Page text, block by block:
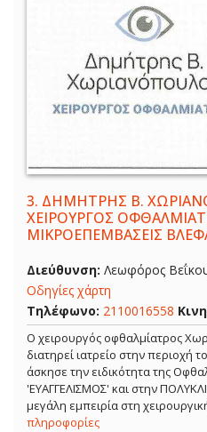
3. ΔΗΜΗΤΡΗΣ Β.
ΧΕΙΡΟΥΡΓΟΣ
ΜΙΚΡΟΕΠΕΜΒΑΣΕΙΣ
Διεύθυνση: Λεωφόρος
Οδηγίες χάρτη
Τηλέφωνο: 2110016558
Ο χειρουργός οφθαλμίατρος
διατηρεί ιατρείο στην περιοχή
άσκησε την ειδικότητα της
'ΕΥΑΓΓΕΛΙΣΜΟΣ' και στην
μεγάλη εμπειρία στη
πληροφορίες